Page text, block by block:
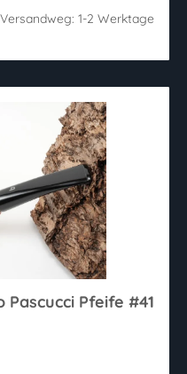
1-2 Werktage
Pascucci Pfeife #41